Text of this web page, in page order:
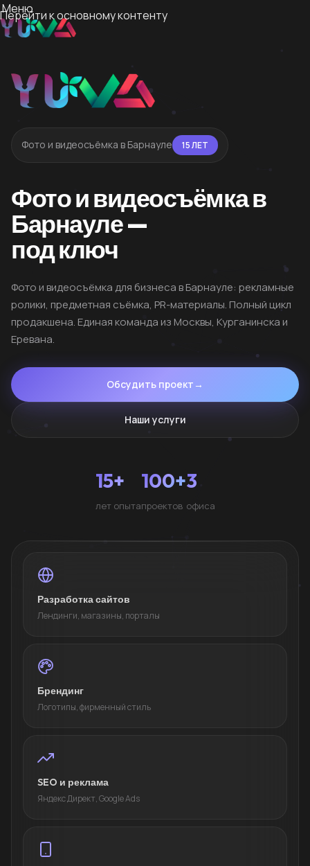
Перейти к основному контенту
Меню
Фото и видеосъёмка в Барнауле 15 ЛЕТ
Фото и видеосъёмка в
Барнауле —
под ключ
Фото и видеосъёмка для бизнеса в Барнауле: рекламные
ролики, предметная съёмка, PR-материалы. Полный цикл
продакшена. Единая команда из Москвы, Курганинска и
Еревана.
Обсудить проект →
Наши услуги
15+
лет опыта
100+
проектов
3
офиса
Разработка сайтов
Лендинги, магазины, порталы
Брендинг
Логотипы, фирменный стиль
SEO и реклама
Яндекс Директ, Google Ads